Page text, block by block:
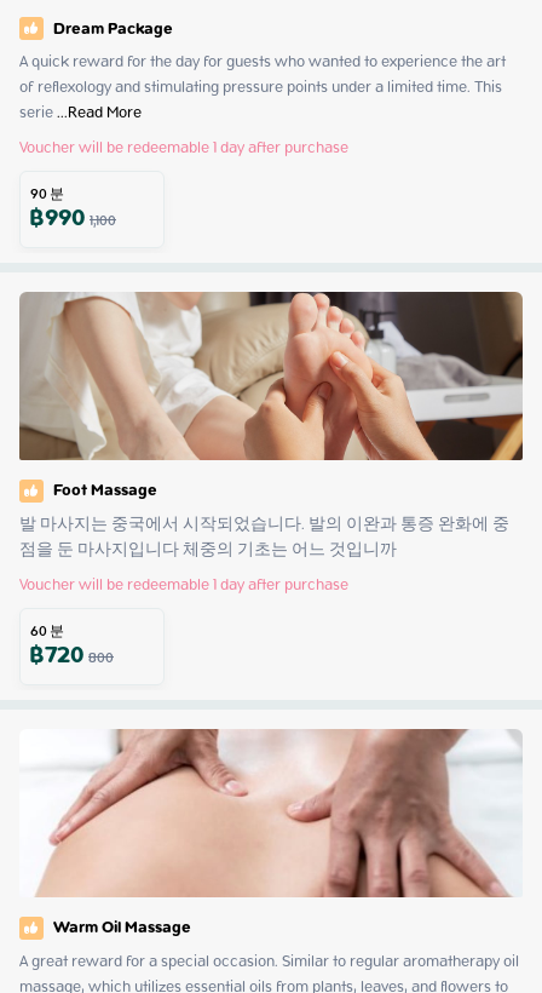
Dream Package
A quick reward for the day for guests who wanted to experience the art
of reflexology and stimulating pressure points under a limited time. This
serie ...Read More
Voucher will be redeemable 1 day after purchase
90분
฿9901,100
Foot Massage
발 마사지는 중국에서 시작되었습니다. 발의 이완과 통증 완화에 중
점을 둔 마사지입니다 체중의 기초는 어느 것입니까
Voucher will be redeemable 1 day after purchase
60분
฿720800
Warm Oil Massage
A great reward for a special occasion. Similar to regular aromatherapy oil